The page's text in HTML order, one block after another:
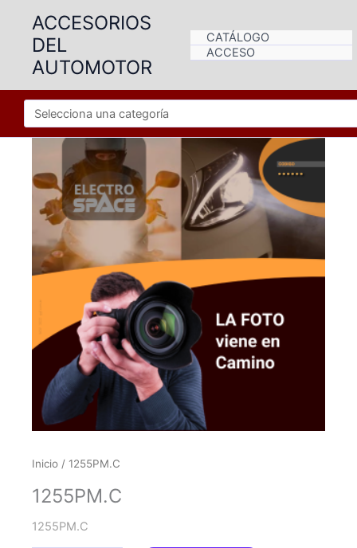
contenido
ACCESORIOS
DEL
AUTOMOTOR
CATÁLOGO
ACCESO
Inicio / 1255PM.C
1255PM.C
1255PM.C